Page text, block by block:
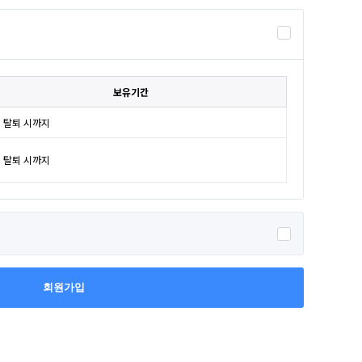
보유기간
탈퇴 시까지
탈퇴 시까지
회원가입